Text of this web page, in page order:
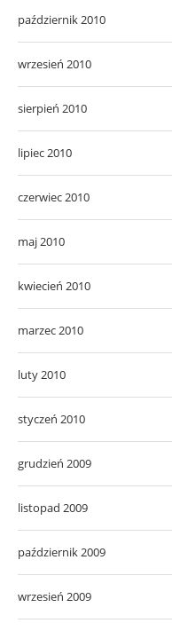
październik 2010
wrzesień 2010
sierpień 2010
lipiec 2010
czerwiec 2010
maj 2010
kwiecień 2010
marzec 2010
luty 2010
styczeń 2010
grudzień 2009
listopad 2009
październik 2009
wrzesień 2009